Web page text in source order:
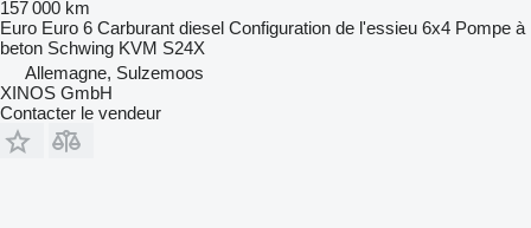
157 000 km
Euro Euro 6 Carburant diesel Configuration de l'essieu 6x4 Pompe à
beton Schwing KVM S24X
Allemagne, Sulzemoos
XINOS GmbH
Contacter le vendeur